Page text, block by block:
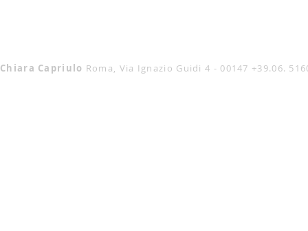
Chiara Capriulo Roma, Via Ignazio Guidi 4 - 00147 +39.06.